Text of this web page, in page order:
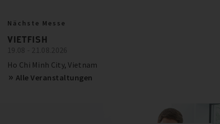
Nächste Messe
VIETFISH
19.08 - 21.08.2026
Ho Chi Minh City, Vietnam
Alle Veranstaltungen